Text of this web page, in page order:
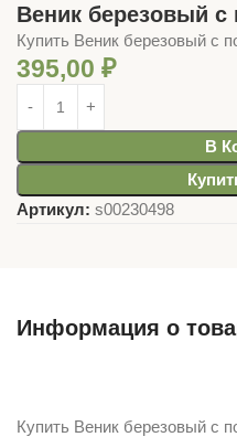
Веник березовый
Купить Веник березовый с
395,00 ₽
В
Артикул: s00230498
Информация о
Купить Веник березовый с